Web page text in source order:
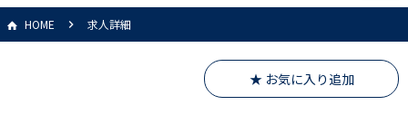
HOME 求人詳細
★ お気に入り追加